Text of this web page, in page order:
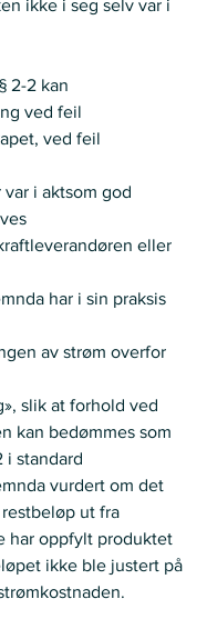
ikke i seg selv var i
2-2 kan
ved feil
ved feil
i aktsom god
eller
har i sin praksis
av strøm overfor
slik at forhold ved
kan bedømmes som
i standard
vurdert om det
ut fra
har oppfylt produktet
ikke ble justert på